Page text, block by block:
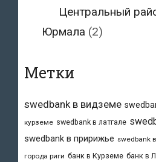
Центральный
Юрмала (2)
Метки
swedbank в видземе
курземе swedbank в латгале
swedbank в пририжье swedbank
города риги банк в Курземе банк в